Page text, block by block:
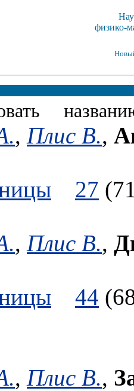
физико-
, Плис В.,
27
, Плис В.,
44
, Плис В.,